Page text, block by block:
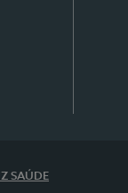
SAÚDE